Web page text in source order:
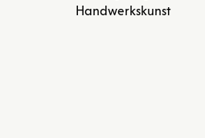
Handwerkskunst